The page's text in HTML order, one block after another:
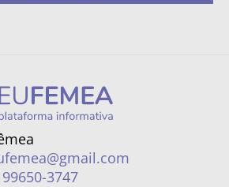
99650-3747